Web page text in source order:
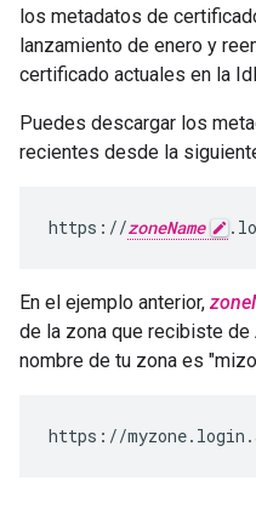
los metadatos de
lanzamiento de enero y
certificado actuales en la
Puedes descargar los
recientes desde la
https://zoneName
En el ejemplo anterior,
de la zona que recibiste
nombre de tu zona es
https://